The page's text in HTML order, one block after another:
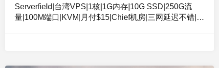
Serverfield|台湾VPS|1核|1G内存|10G SSD|250G流
量|100M端口|KVM|月付$15|Chief机房|三网延迟不错|可